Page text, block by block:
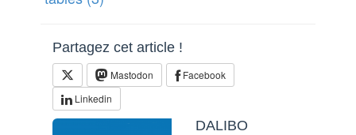
Partagez cet article !
Mastodon
Facebook
Linkedin
DALIBO